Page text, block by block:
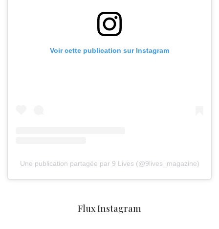
Voir cette publication sur Instagram
Une publication partagée par 9 Lives (@9lives_magazine)
Flux Instagram